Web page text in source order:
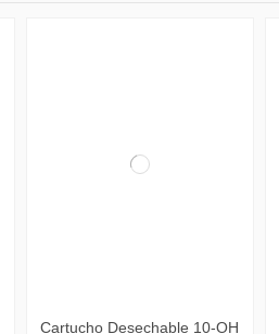
Cartucho Desechable 10-OH